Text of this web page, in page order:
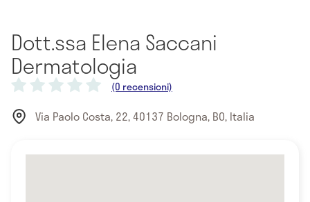
Dott.ssa Elena Saccani
Dermatologia
(0 recensioni)
Via Paolo Costa, 22, 40137 Bologna, BO, Italia